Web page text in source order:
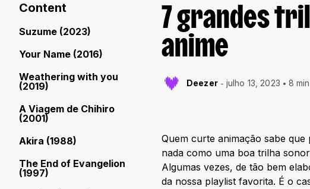
Content
Suzume (2023)
Your Name (2016)
Weathering with you
(2019)
A Viagem de Chihiro
(2001)
Akira (1988)
The End of Evangelion
(1997)
7 grandes
anime
Deezer julho 13, 2023 8
Quem curte animação sabe
nada como uma boa trilha
Algumas vezes, de tão bem
da nossa playlist favorita. É o